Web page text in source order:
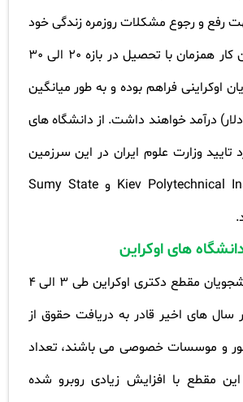
رفع و رجوع مشکلات روزمره زندگی خود
هستند. اگرچه امکان کار همزمان با تحصیل در بازه 20 الی 30
اوکراینی فراهم بوده و به طور میانگین
هر ساعت 9$ (دلار) درآمد خواهند داشت. از دانشگاه های
تایید وزارت علوم ایران در این سرزمین
و Sumy State
.
های اوکراین
با توجه به اینکه دانشجویان مقطع دکتری اوکراین طی 3 الی 4
های اخیر قادر به دریافت حقوق از
و موسسات خصوصی می باشند، تعداد
مقطع با افزایش زیادی روبرو شده